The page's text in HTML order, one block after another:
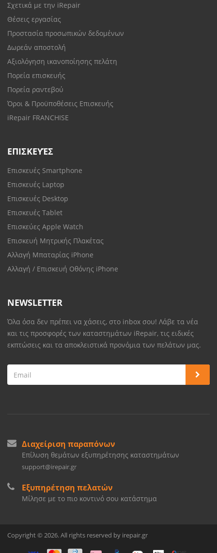
Σχετικά με την iRepair
Θέσεις εργασίας
Προστασία προσωπικών δεδομένων
Δωρεάν αποστολή
Αξιολόγηση ικανοποίησης πελάτη
Πορεία επισκευής
Πορεία ραντεβού
Όροι & Προϋποθέσεις Επισκευής
iRepair FRANCHISE
ΕΠΙΣΚΕΥΈΣ
Επισκευές Smartphone
Επισκευές Laptop
Επισκευές Desktop
Επισκευές Tablet
Επισκεύες Apple Watch
Επισκευή Μητρικής Πλακέτας
Αλλαγή Μπαταρίας iPhone
Αλλαγή / Επισκευή Οθόνης iPhone
NEWSLETTER
Όλα όσα δεν πρέπει να χάσεις, στο inbox σου! Λάβε τα νέα
και τις προσφορές των καταστημάτων iRepair, τις ειδικές
εκπτώσεις και τα αποκλειστικά προνόμια των πελάτων μας.
Διαχείριση παραπόνων
Επίλυση θεμάτων εξυπηρέτησης καταστημάτων
support@irepair.gr
Εξυπηρέτηση πελατών
Μίλησε με το πιο κοντινό σου κατάστημα
Copyright © 2026. All rights reserved by irepair.gr